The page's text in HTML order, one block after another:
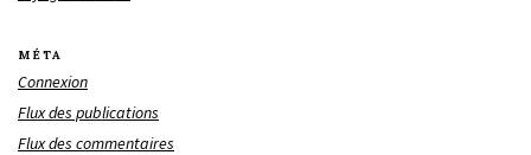
MÉTA
Connexion
Flux des publications
Flux des commentaires